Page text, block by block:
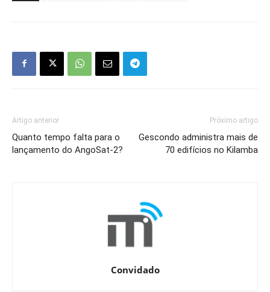
Artigo anterior
Quanto tempo falta para o
lançamento do AngoSat-2?
Próximo artigo
Gescondo administra mais de
70 edifícios no Kilamba
Convidado